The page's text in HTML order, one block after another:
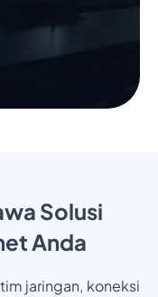
Solusi
Anda
jaringan, koneksi